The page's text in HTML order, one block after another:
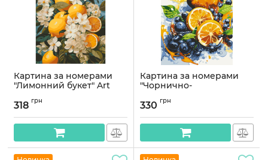
Картина за номерами
"Лимонний букет" Art
Артикул:
318 грн
Картина за номерами
"Чорнично-
12045-AC 40х50 см
Артикул:12045-AC
330 грн